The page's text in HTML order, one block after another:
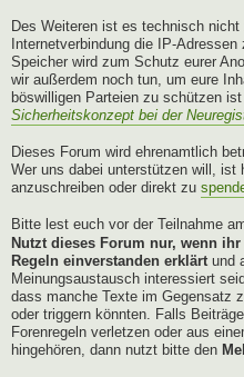
Des Weiteren ist es technisch
Internetverbindung die IP-
Speicher wird zum Schutz eurer
wir außerdem noch tun, um eure
böswilligen Parteien zu schützen
Sicherheitskonzept bei der
Dieses Forum wird ehrenamtlich
Wer uns dabei unterstützen will, ist
anzuschreiben oder direkt zu
Bitte lest euch vor der Teilnahme
Nutzt dieses Forum nur, wenn
Regeln einverstanden erklärtund
Meinungsaustausch interessiert
dass manche Texte im Gegensatz
oder triggern könnten. Falls
Forenregeln verletzen oder aus
hingehören, dann nutzt bitte den